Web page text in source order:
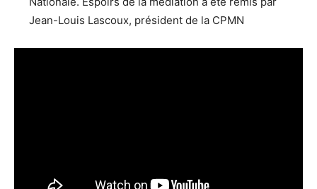
Jean-Louis Lascoux, président de la CPMN